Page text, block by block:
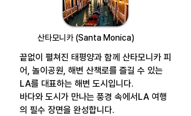
산타모니카 (Santa Monica)
끝없이 펼쳐진 태평양과 함께 산타모니카 피
어, 놀이공원, 해변 산책로를 즐길 수 있는
LA를 대표하는 해변 도시입니다.
바다와 도시가 만나는 풍경 속에서 LA 여행
의 필수 장면을 완성합니다.